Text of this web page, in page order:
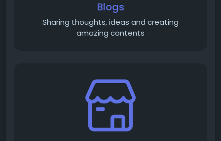
Blogs
Sharing thoughts, ideas and creating
amazing contents